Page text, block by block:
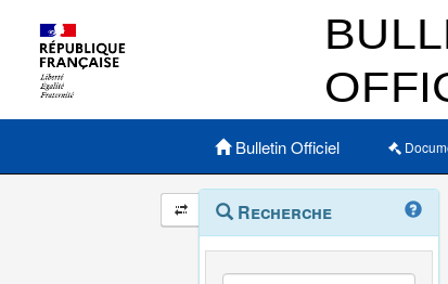
Menu principal
Bulletin Officiel
Navigation
et
outils
annexes
Menu
contextuel
Recherche